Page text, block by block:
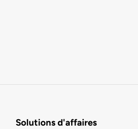
Solutions d'affaires